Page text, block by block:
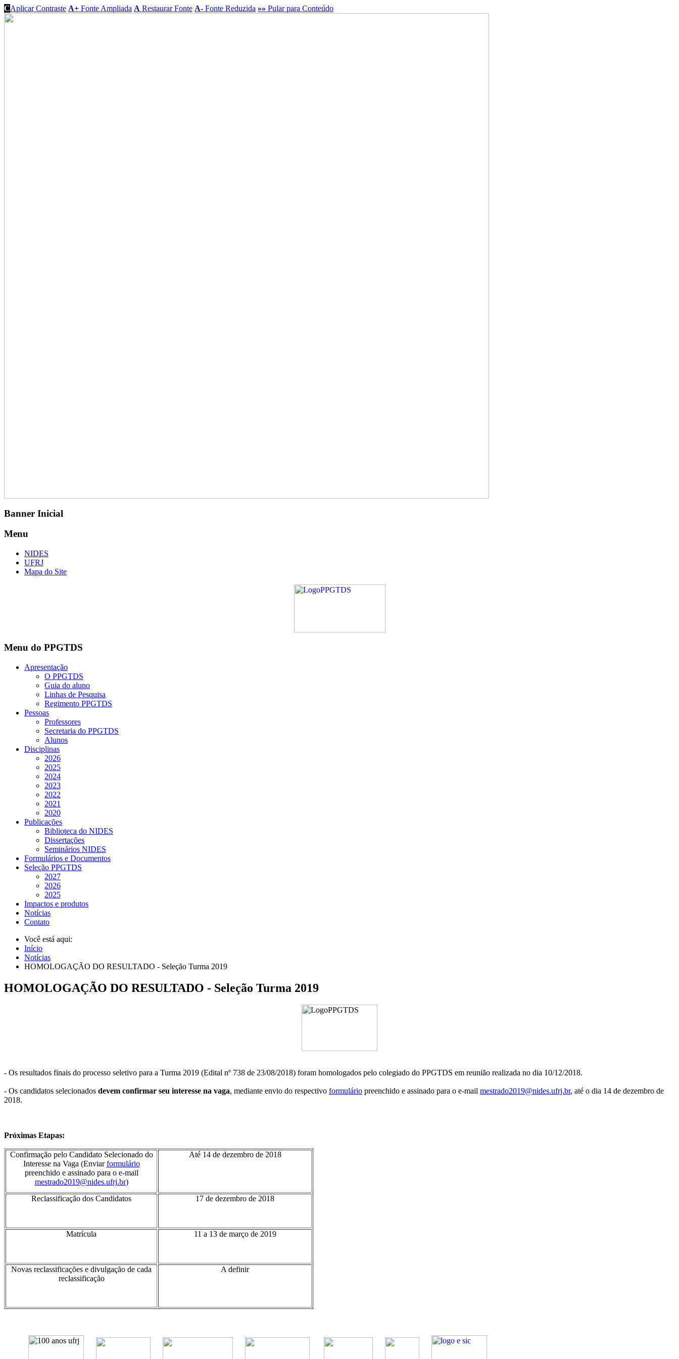
CAplicar Contraste A+ Fonte Ampliada A Restaurar Fonte A- Fonte Reduzida »» Pular para Conteúdo
Banner Inicial
Menu
NIDES
UFRJ
Mapa do Site
Menu do PPGTDS
Apresentação
O PPGTDS
Guia do aluno
Linhas de Pesquisa
Regimento PPGTDS
Pessoas
Professores
Secretaria do PPGTDS
Alunos
Disciplinas
2026
2025
2024
2023
2022
2021
2020
Publicações
Biblioteca do NIDES
Dissertações
Seminários NIDES
Formulários e Documentos
Seleção PPGTDS
2027
2026
2025
Impactos e produtos
Notícias
Contato
Você está aqui:
Início
Notícias
HOMOLOGAÇÃO DO RESULTADO - Seleção Turma 2019
HOMOLOGAÇÃO DO RESULTADO - Seleção Turma 2019
- Os resultados finais do processo seletivo para a Turma 2019 (Edital nº 738 de 23/08/2018) foram homologados pelo colegiado do PPGTDS em reunião realizada no dia 10/12/2018.
- Os candidatos selecionados devem confirmar seu interesse na vaga, mediante envio do respectivo formulário preenchido e assinado para o e-mail mestrado2019@nides.ufrj.br, até o dia 14 de dezembro de
2018.
Próximas Etapas:
Confirmação pelo Candidato Selecionado do
Interesse na Vaga (Enviarformulário
preenchido e assinado para o e-mail
mestrado2019@nides.ufrj.br)
Até 14 de dezembro de 2018
Reclassificação dos Candidatos 17 de dezembro de 2018
Matrícula 11 a 13 de março de 2019
Novas reclassificações e divulgação de cada
reclassificação
A definir